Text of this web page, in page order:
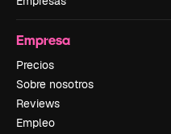
Empresa
Precios
Sobre nosotros
Reviews
Empleo